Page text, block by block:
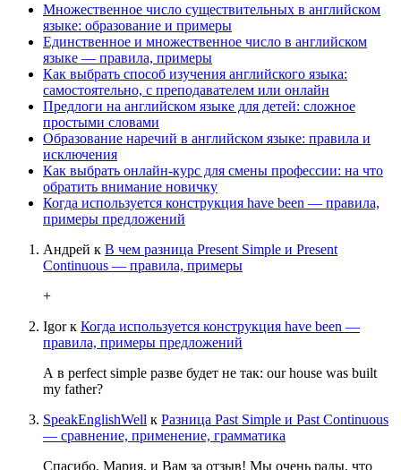
Множественное число существительных в английском
языке: образование и примеры
Единственное и множественное число в английском
языке — правила, примеры
Как выбрать способ изучения английского языка:
самостоятельно, с преподавателем или онлайн
Предлоги на английском языке для детей: сложное
простыми словами
Образование наречий в английском языке: правила и
исключения
Как выбрать онлайн-курс для смены профессии: на что
обратить внимание новичку
Когда используется конструкция have been — правила,
примеры предложений
Андрей к В чем разница Present Simple и Present
Continuous — правила, примеры
+
Igorк Когда используется конструкция have been —
правила, примеры предложений
А в perfect simple разве будет не так: our house was built
my father?
SpeakEnglishWell к Разница Past Simple и Past Continuous
— сравнение, применение, грамматика
Спасибо, Мария, и Вам за отзыв! Мы очень рады, что